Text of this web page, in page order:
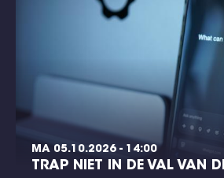
MA 05.10.2026 - 14:00
TRAP NIET IN DE VAL VAN